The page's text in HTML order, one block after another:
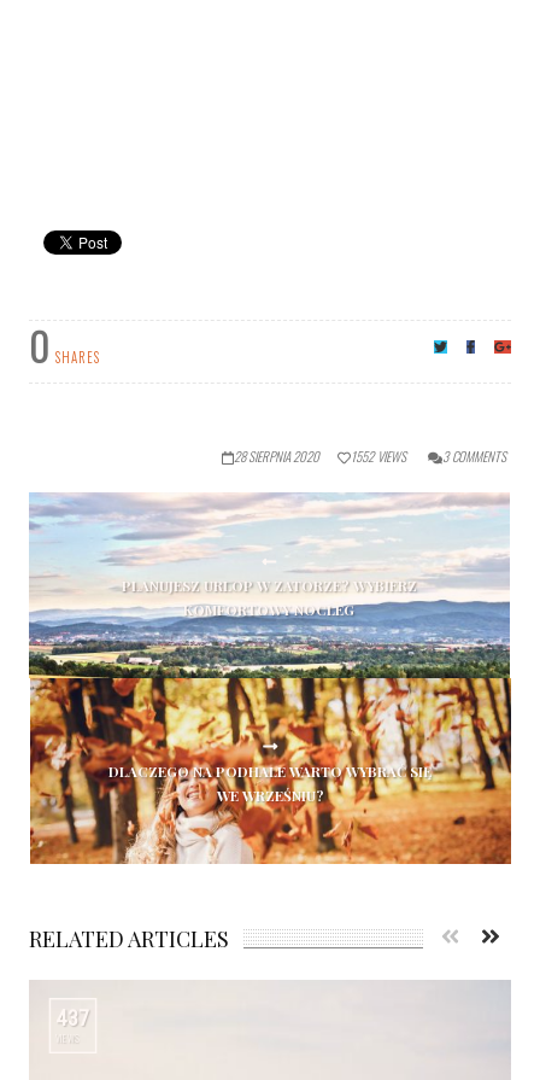
0 SHARES
28 SIERPNIA 2020 1552 VIEWS 3 COMMENTS
PLANUJESZ URLOP W ZATORZE? WYBIERZ
KOMFORTOWY NOCLEG
DLACZEGO NA PODHALE WARTO WYBRAĆ SIĘ
WE WRZEŚNIU?
RELATED ARTICLES
437
VIEWS